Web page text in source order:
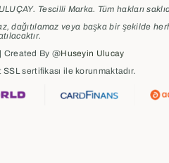
Tescilli Marka. Tüm hakları
dağıtılamaz veya başka bir şekilde
Created By @Huseyin Ulucay
sertifikası ile korunmaktadır.